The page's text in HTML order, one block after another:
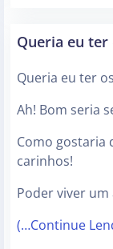
Queria eu
Queria eu ter
Ah! Bom seria
Como gostaria
carinhos!
Poder viver
(…Continue